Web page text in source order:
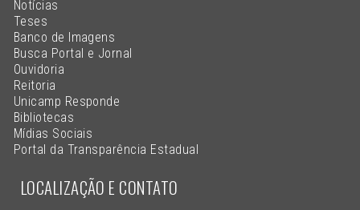
Notícias
Teses
Banco de Imagens
Busca Portal e Jornal
Ouvidoria
Reitoria
Unicamp Responde
Bibliotecas
Mídias Sociais
Portal da Transparência Estadual
LOCALIZAÇÃO E CONTATO